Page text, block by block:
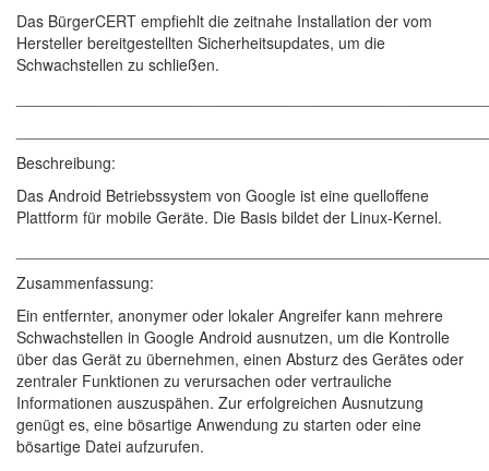
Das BürgerCERT empfiehlt die zeitnahe Installation der vom
Hersteller bereitgestellten Sicherheitsupdates, um die
Schwachstellen zu schließen.
Beschreibung:
Das Android Betriebssystem von Google ist eine quelloffene
Plattform für mobile Geräte. Die Basis bildet der Linux-Kernel.
Zusammenfassung:
Ein entfernter, anonymer oder lokaler Angreifer kann mehrere
Schwachstellen in Google Android ausnutzen, um die Kontrolle
über das Gerät zu übernehmen, einen Absturz des Gerätes oder
zentraler Funktionen zu verursachen oder vertrauliche
Informationen auszuspähen. Zur erfolgreichen Ausnutzung
genügt es, eine bösartige Anwendung zu starten oder eine
bösartige Datei aufzurufen.